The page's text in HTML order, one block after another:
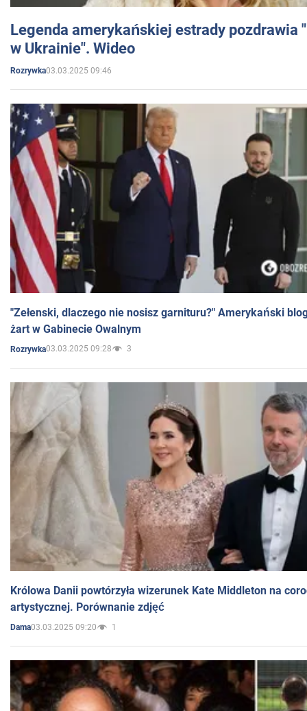
Legenda amerykańskiej estrady pozdrawia
w Ukrainie". Wideo
Rozrywka03.03.2025 09:46
"Zełenski, dlaczego nie nosisz garnituru?" Amerykański
żart w Gabinecie Owalnym
Rozrywka03.03.2025 09:28 3
Królowa Danii powtórzyła wizerunek Kate Middleton na
artystycznej. Porównanie zdjęć
Dama03.03.2025 09:20 1